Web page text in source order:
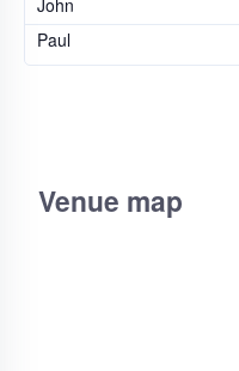
Paul
Venue map